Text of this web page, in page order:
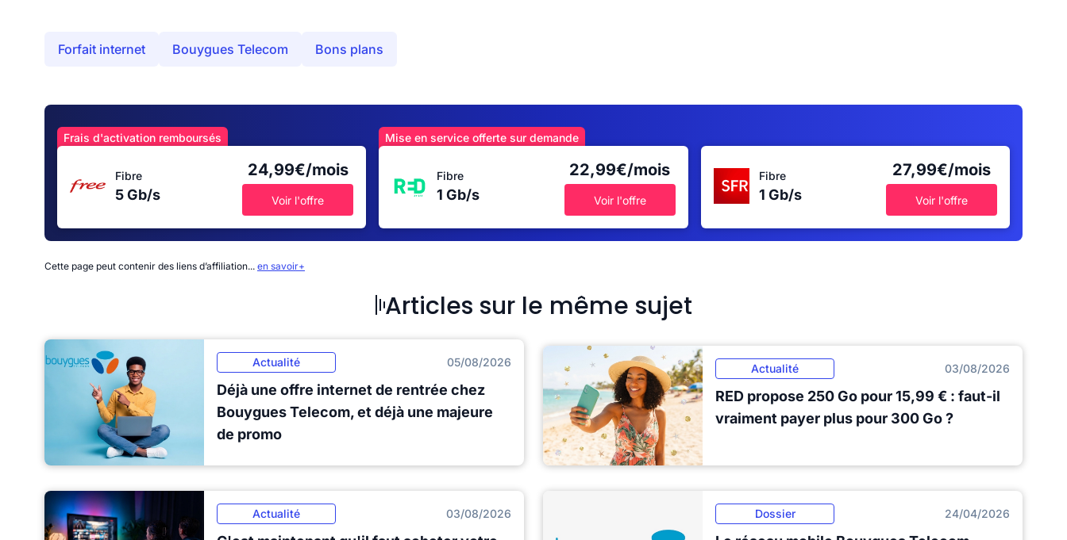
Forfait internet Bouygues Telecom Bons plans
Frais d'activation remboursés
Fibre
5 Gb/s
24,99€/mois
Voir l'offre
Mise en service offerte sur demande
Fibre
1 Gb/s
22,99€/mois
Voir l'offre
Fibre
1 Gb/s
27,99€/mois
Voir l'offre
Cette page peut contenir des liens d’affiliation... en savoir+
Articles sur le même sujet
Actualité 05/08/2026
Déjà une offre internet de rentrée chez
Bouygues Telecom, et déjà une majeure
de promo
Actualité 03/08/2026
RED propose 250 Go pour 15,99 € : faut-il
vraiment payer plus pour 300 Go ?
Actualité 03/08/2026 Dossier 24/04/2026